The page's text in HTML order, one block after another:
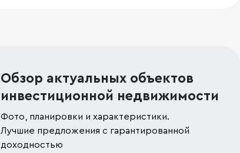
Обзор актуальных объектов
инвестиционной недвижимости
Фото, планировки и характеристики.
Лучшие предложения с гарантированной
доходностью